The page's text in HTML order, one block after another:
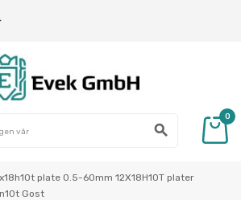
search
0
plate 0.5-60mm 12Х18Н10Т plater
Gost